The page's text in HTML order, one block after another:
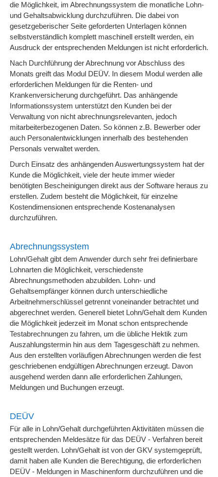
die Möglichkeit, im Abrechnungssystem die monatliche Lohn-
und Gehaltsabwicklung durchzuführen. Die dabei von
gesetzgeberischer Seite geforderten Unterlagen können
selbstverständlich komplett maschinell erstellt werden, ein
Ausdruck der entsprechenden Meldungen ist nicht erforderlich.
Nach Durchführung der Abrechnung vor Abschluss des
Monats greift das Modul DEÜV. In diesem Modul werden alle
erforderlichen Meldungen für die Renten- und
Krankenversicherung durchgeführt. Das anhängende
Informationssystem unterstützt den Kunden bei der
Verwaltung von nicht abrechnungsrelevanten, jedoch
mitarbeiterbezogenen Daten. So können z.B. Bewerber oder
auch Personalentwicklungen innerhalb des bestehenden
Personals verwaltet werden.
Durch Einsatz des anhängenden Auswertungssystem hat der
Kunde die Möglichkeit, viele der heute immer wieder
benötigten Bescheinigungen direkt aus der Software heraus zu
erstellen. Zudem besteht die Möglichkeit, für einzelne
Kostendimensionen entsprechende Kostenanalysen
durchzuführen.
Abrechnungssystem
Lohn/Gehalt gibt dem Anwender durch sehr frei definierbare
Lohnarten die Möglichkeit, verschiedenste
Abrechnungsmethoden abzubilden. Lohn- und
Gehaltsempfänger können durch unterschiedliche
Arbeitnehmerschlüssel getrennt voneinander betrachtet und
abgerechnet werden. Generell bietet Lohn/Gehalt dem Kunden
die Möglichkeit jederzeit im Monat schon entsprechende
Testabrechnungen zu fahren, um die übliche Hektik zum
Auszahlungstermin hin aus dem Tagesgeschäft zu nehmen.
Aus den erstellten vorläufigen Abrechnungen werden die fest
geschriebenen endgültigen Abrechnungen erzeugt. Davon
ausgehend werden dann alle erforderlichen Zahlungen,
Meldungen und Buchungen erzeugt.
DEÜV
Für alle in Lohn/Gehalt durchgeführten Aktivitäten müssen die
entsprechenden Meldesätze für das DEÜV - Verfahren bereit
gestellt werden. Lohn/Gehalt ist von der GKV systemgeprüft,
damit haben alle Kunden die Berechtigung, die erforderlichen
DEÜV - Meldungen in Maschinenform durchzuführen und die